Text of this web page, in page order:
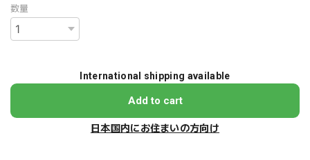
数量
International shipping available
Add to cart
日本国内にお住まいの方向け